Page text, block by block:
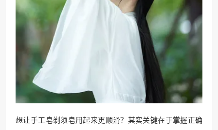
想让手工皂剃须皂用起来更顺滑？其实关键在于掌握正确